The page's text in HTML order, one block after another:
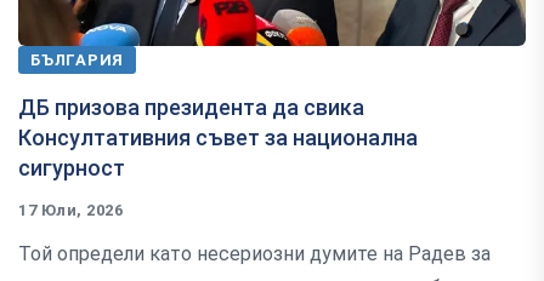
БЪЛГАРИЯ
ДБ призова президента да свика
Консултативния съвет за национална
сигурност
17 Юли, 2026
Той определи като несериозни думите на Радев за